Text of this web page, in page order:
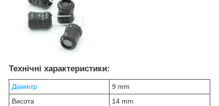
Технічні характеристики:
Діаметр
9 mm
Висота
14 mm